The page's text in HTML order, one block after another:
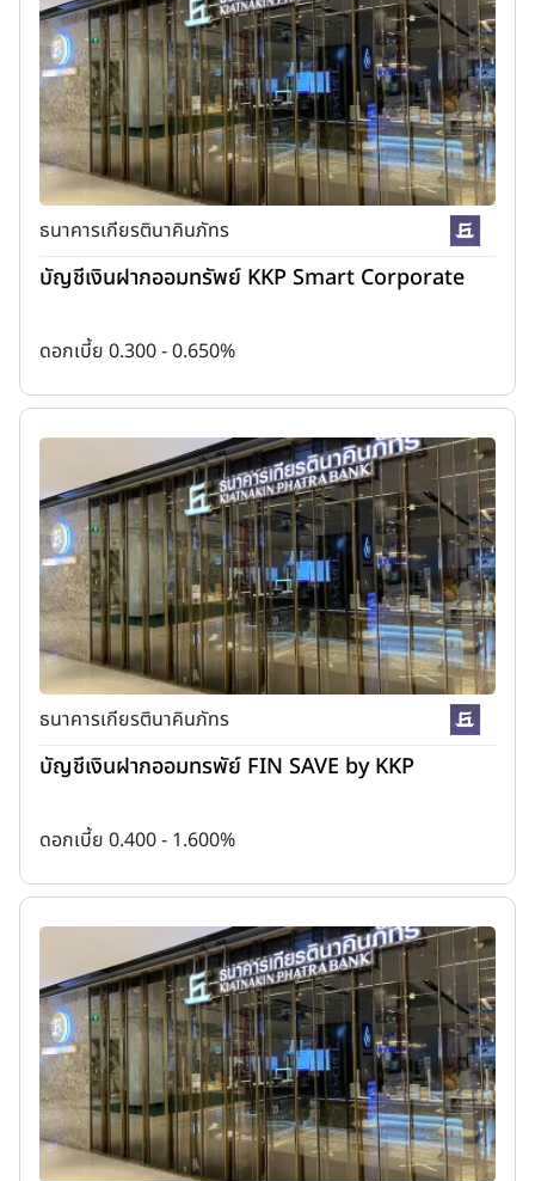
ธนาคารเกียรตินาคินภัทร
บัญชีเงินฝากออมทรัพย์ KKP Smart Corporate
ดอกเบี้ย 0.300 - 0.650%
ธนาคารเกียรตินาคินภัทร
บัญชีเงินฝากออมทรพัย์ FIN SAVE by KKP
ดอกเบี้ย 0.400 - 1.600%